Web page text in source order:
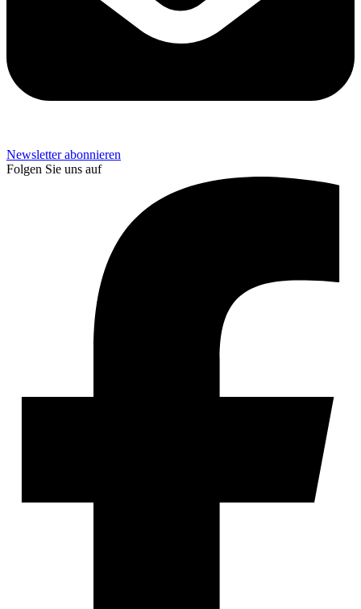
Newsletter abonnieren
Folgen Sie uns auf